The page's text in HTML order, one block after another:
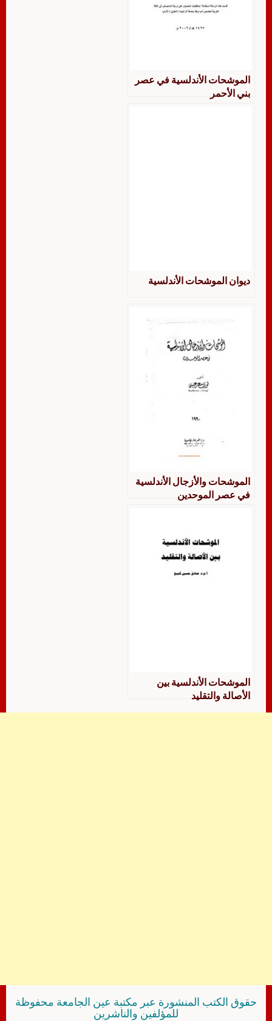
الموشحات الأندلسية في عصر
بني الأحمر
ديوان الموشحات الأندلسية
الموشحات والأزجال الأندلسية
في عصر الموحدين
الموشحات الأندلسية بين
الأصالة والتقليد
حقوق الكتب المنشورة عبر مكتبة عين الجامعة محفوظة
للمؤلفين والناشرين